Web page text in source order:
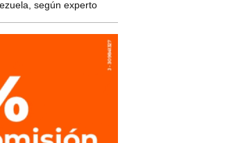
según experto